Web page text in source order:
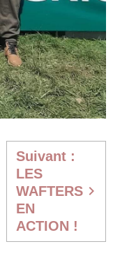
Suivant :
LES
WAFTERS
EN
ACTION !